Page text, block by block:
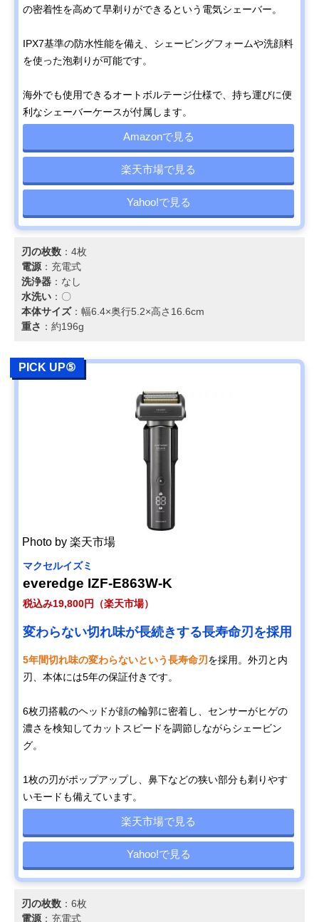
の密着性を高めて早剃りができるという電気シェーバー。
IPX7基準の防水性能を備え、シェービングフォームや洗顔料
を使った泡剃りが可能です。
海外でも使用できるオートボルテージ仕様で、持ち運びに便
利なシェーバーケースが付属します。
Amazonで見る
楽天市場で見る
Yahoo!で見る
刃の枚数 ：4枚
電源 ：充電式
洗浄器 ：なし
水洗い ：〇
本体サイズ：幅6.4×奥行5.2×高さ16.6cm
重さ ：約196g
PICK UP⑤
Photo by 楽天市場
マクセルイズミ
everedge IZF-E863W-K
税込み19,800円（楽天市場）
変わらない切れ味が長続きする長寿命刃を採用
5年間切れ味の変わらないという長寿命刃を採用。外刃と内
刃、本体には5年の保証付きです。
6枚刃搭載のヘッドが顔の輪郭に密着し、センサーがヒゲの
濃さを検知してカットスピードを調節しながらシェービン
グ。
1枚の刃がポップアップし、鼻下などの狭い部分も剃りやす
いモードも備えています。
楽天市場で見る
Yahoo!で見る
刃の枚数 ：6枚
電源 ：充電式